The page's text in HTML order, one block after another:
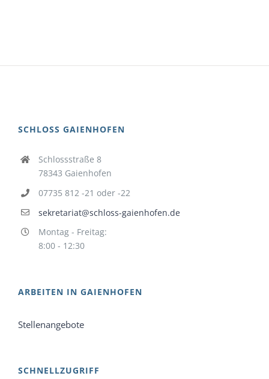
SCHLOSS GAIENHOFEN
Schlossstraße 8
78343 Gaienhofen
07735 812 -21 oder -22
sekretariat@schloss-gaienhofen.de
Montag - Freitag:
8:00 - 12:30
ARBEITEN IN GAIENHOFEN
Stellenangebote
SCHNELLZUGRIFF